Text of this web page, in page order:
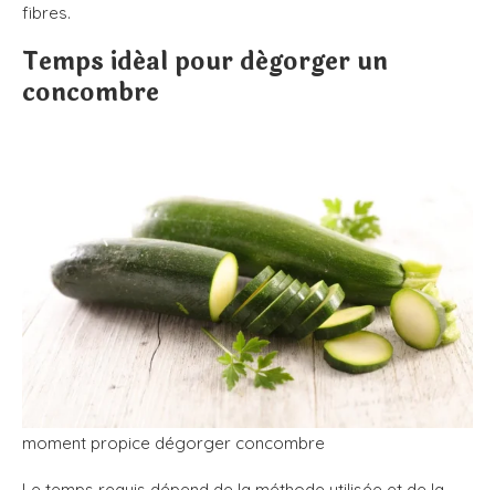
fibres.
Temps idéal pour dégorger un
concombre
moment propice dégorger concombre